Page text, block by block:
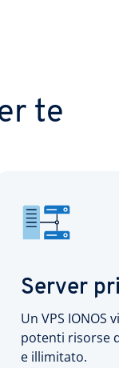
te
Server
Un VPS
potenti risorse
e illimitato.